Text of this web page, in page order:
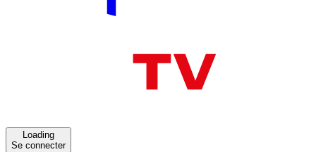
Loading
Se connecter